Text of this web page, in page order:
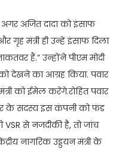
अजित दादा को इंसाफ
और गृह मंत्री ही उन्हें इंसाफ दिला
हैं.” उन्होंने पीएम मोदी
देखने का आग्रह किया. पवार
को ईमेल करेंगे.रोहित पवार
के सदस्य इस कंपनी को फंड
से नजदीकी है, तो जांच
नागरिक उड्डयन मंत्री के